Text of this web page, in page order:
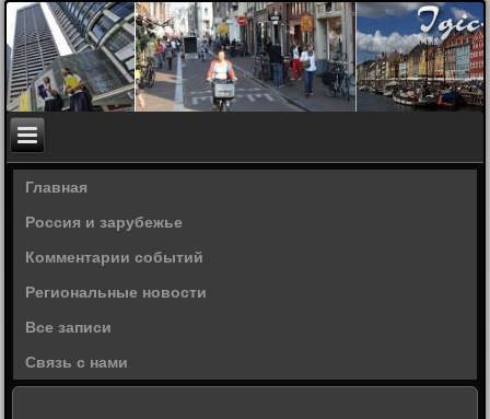
Главная
Россия и зарубежье
Комментарии событий
Региональные новости
Все записи
Связь с нами